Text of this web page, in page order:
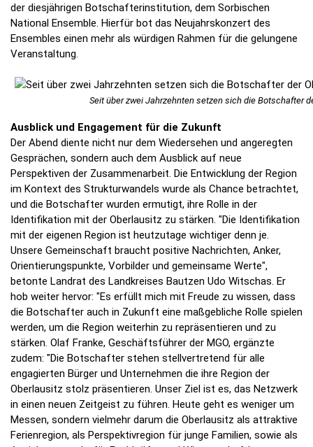
der diesjährigen Botschafterinstitution, dem Sorbischen
National Ensemble. Hierfür bot das Neujahrskonzert des
Ensembles einen mehr als würdigen Rahmen für die gelungene
Veranstaltung.
Seit über zwei Jahrzehnten setzen sich die Botschafter
Ausblick und Engagement für die Zukunft
Der Abend diente nicht nur dem Wiedersehen und angeregten
Gesprächen, sondern auch dem Ausblick auf neue
Perspektiven der Zusammenarbeit. Die Entwicklung der Region
im Kontext des Strukturwandels wurde als Chance betrachtet,
und die Botschafter wurden ermutigt, ihre Rolle in der
Identifikation mit der Oberlausitz zu stärken. "Die Identifikation
mit der eigenen Region ist heutzutage wichtiger denn je.
Unsere Gemeinschaft braucht positive Nachrichten, Anker,
Orientierungspunkte, Vorbilder und gemeinsame Werte",
betonte Landrat des Landkreises Bautzen Udo Witschas. Er
hob weiter hervor: "Es erfüllt mich mit Freude zu wissen, dass
die Botschafter auch in Zukunft eine maßgebliche Rolle spielen
werden, um die Region weiterhin zu repräsentieren und zu
stärken. Olaf Franke, Geschäftsführer der MGO, ergänzte
zudem: "Die Botschafter stehen stellvertretend für alle
engagierten Bürger und Unternehmen die ihre Region der
Oberlausitz stolz präsentieren. Unser Ziel ist es, das Netzwerk
in einen neuen Zeitgeist zu führen. Heute geht es weniger um
Messen, sondern vielmehr darum die Oberlausitz als attraktive
Ferienregion, als Perspektivregion für junge Familien, sowie als